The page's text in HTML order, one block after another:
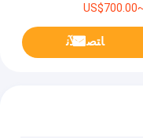
ﺎﺘﺼﻟ ﺍﻶﻧ